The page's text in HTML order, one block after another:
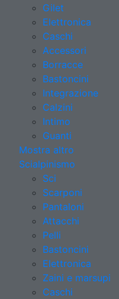
Gilet
Elettronica
Caschi
Accessori
Borracce
Bastoncini
Integrazione
Calzini
Intimo
Guanti
Mostra altro
Scialpinismo
Sci
Scarponi
Pantaloni
Attacchi
Pelli
Bastoncini
Elettronica
Zaini e marsupi
Caschi